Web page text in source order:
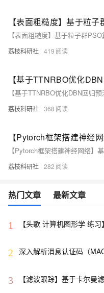
荔枝科研社 419
荔枝科研社 368
荔枝科研社 282
热门文章 最新文章
1
【头歌 计算机图形学 练
3关：区域四连通种子填充
2 深入解析消息认证码（
3
【滤波跟踪】基于卡尔曼